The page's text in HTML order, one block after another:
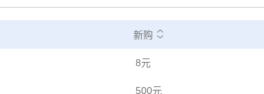
新购
8元
500元